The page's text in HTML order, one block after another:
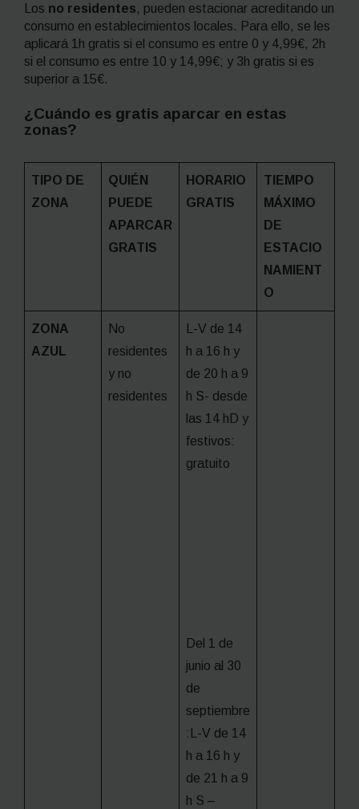
Los no residentes, pueden estacionar acreditando un
consumo en establecimientos locales. Para ello, se les
aplicará 1h gratis si el consumo es entre 0 y 4,99€, 2h
si el consumo es entre 10 y 14,99€; y 3h gratis si es
superior a 15€.
¿Cuándo es gratis aparcar en estas
zonas?
TIPO DE
ZONA
QUIÉN
PUEDE
APARCAR
GRATIS
HORARIO
GRATIS
TIEMPO
MÁXIMO
DE
ESTACIO
NAMIENT
O
ZONA
AZUL
No
residentes
y no
residentes
L-V de 14
h a 16 h y
de 20 h a 9
h S- desde
las 14 hD y
festivos:
gratuito
Del 1 de
junio al 30
de
septiembre
:L-V de 14
h a 16 h y
de 21 h a 9
h S –